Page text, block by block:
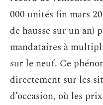
000 unités fin mars
de hausse sur un an)
mandataires à
sur le neuf. Ce
directement sur les
d’occasion, où les